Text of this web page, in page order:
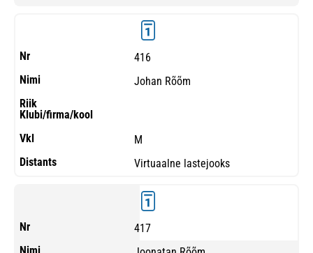
416
Johan Rõõm
M
Virtuaalne lastejooks
417